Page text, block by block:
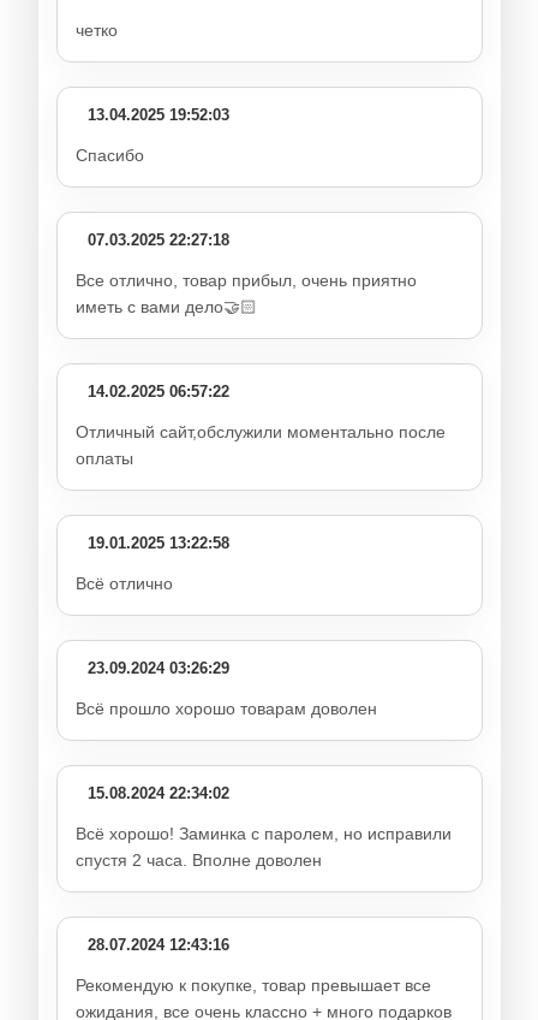
четко
13.04.2025 19:52:03
Спасибо
07.03.2025 22:27:18
Все отлично, товар прибыл, очень приятно
иметь с вами дело🤝🏻
14.02.2025 06:57:22
Отличный сайт,обслужили моментально после
оплаты
19.01.2025 13:22:58
Всё отлично
23.09.2024 03:26:29
Всё прошло хорошо товарам доволен
15.08.2024 22:34:02
Всё хорошо! Заминка с паролем, но исправили
спустя 2 часа. Вполне доволен
28.07.2024 12:43:16
Рекомендую к покупке, товар превышает все
ожидания, все очень классно + много подарков